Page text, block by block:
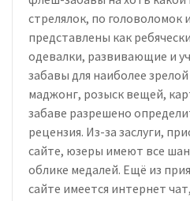
стрелялок, по головоломок
представлены как
одевалки, развивающие и
забавы для наиболее
маджонг, розыск вещей,
забаве разрешено
рецензия. Из-за заслуги,
сайте, юзеры имеют все
облике медалей. Ещё из
сайте имеется интернет